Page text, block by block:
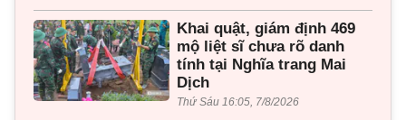
Khai quật, giám định 469
mộ liệt sĩ chưa rõ danh
tính tại Nghĩa trang Mai
Dịch
Thứ Sáu 16:05, 7/8/2026